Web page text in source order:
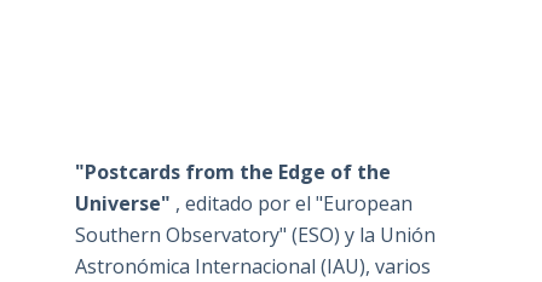
"Postcards from the Edge of the
Universe" , editado por el "European
Southern Observatory" (ESO) y la Unión
Astronómica Internacional (IAU), varios